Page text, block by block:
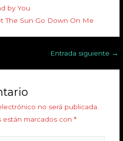
by You
The Sun Go Down On Me
Entrada siguiente →
no será publicada.
están marcados con *